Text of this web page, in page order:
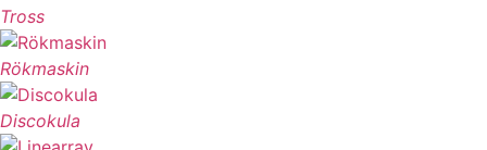
Tross
Rökmaskin
Discokula